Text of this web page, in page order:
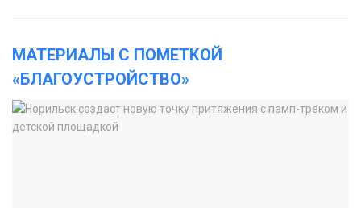
МАТЕРИАЛЫ С ПОМЕТКОЙ
«БЛАГОУСТРОЙСТВО»